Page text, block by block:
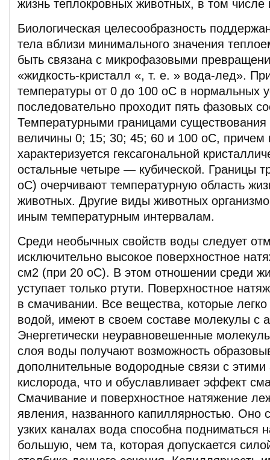
жизнь теплокровных животных, в том числе
Биологическая целесообразность
тела вблизи минимального значения
быть связана с микрофазовыми
«жидкость-кристалл «, т. е. » вода-лед».
температуры от 0 до 100 оС в нормальных
последовательно проходит пять фазовых
Температурными границами
величины 0; 15; 30; 45; 60 и 100 оС, причем
характеризуется гексагональной
остальные четыре — кубической. Границы
оС) очерчивают температурную область
животных. Другие виды животных
иным температурным интервалам.
Среди необычных свойств воды следует
исключительно высокое поверхностное
см2 (при 20 оС). В этом отношении среди
уступает только ртути. Поверхностное
в смачивании. Все вещества, которые
водой, имеют в своем составе молекулы с
Энергетически неуравновешенные
слоя воды получают возможность
дополнительные водородные связи с
кислорода, что и обуславливает эффект
Смачивание и поверхностное натяжение
явления, названного капиллярностью. Оно
узких каналах вода способна подниматься
большую, чем та, которая допускается